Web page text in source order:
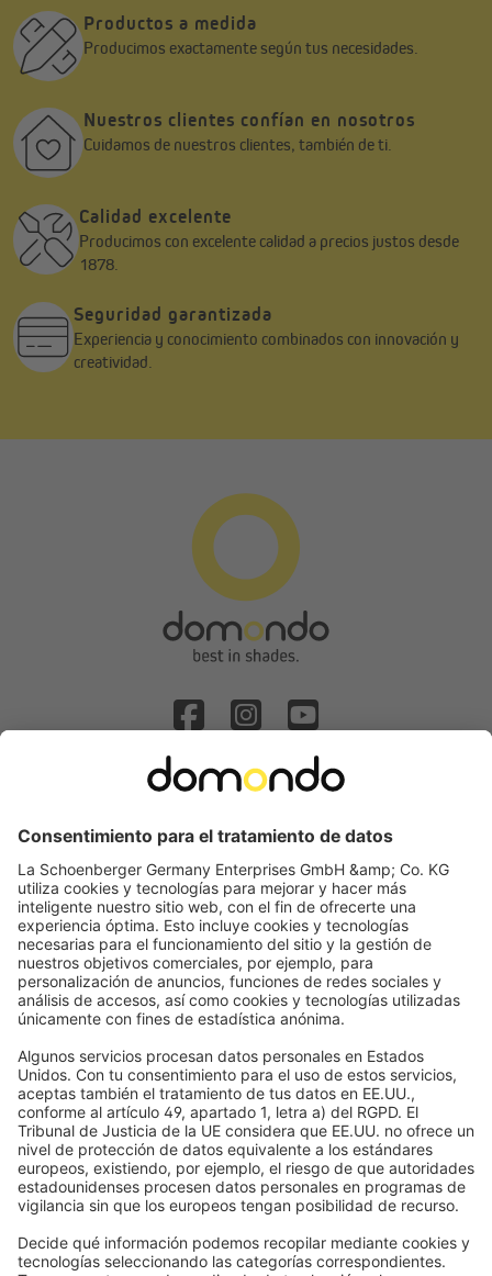
Productos a medida
Producimos exactamente según tus necesidades.
Nuestros clientes confían en nosotros
Cuidamos de nuestros clientes, también de ti.
Calidad excelente
Producimos con excelente calidad a precios justos desde
1878.
Seguridad garantizada
Experiencia y conocimiento combinados con innovación y
creatividad.
Solicitud de desistimiento
Categorías populares
Persianas
Estores enrollables
Cortinas plisadas
Venecianas
Motores para persianas
Mosquiteras
Toldos
Casa inteligente
Electrónica y radio
Ayuda
Preguntas frecuentes
Devoluciones y Reclamaciones
Newsletter
Plazos de entrega y envío
Condiciones de los cupones
Instrucciones de seguridad
Registros
Información obligatoria para consumidores
Quiénes somos
Por qué elegir Domondo
Lo que dicen nuestros clientes
Compra con total seguridad
Formas de pago
Socios de envío